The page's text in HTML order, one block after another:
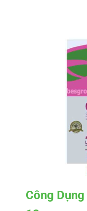
Công Dụng